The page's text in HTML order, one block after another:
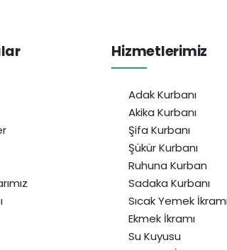
Hizmetlerimiz
Adak Kurbanı
Akika Kurbanı
Şifa Kurbanı
Şükür Kurbanı
Ruhuna Kurban
Sadaka Kurbanı
Sıcak Yemek
Ekmek İkramı
Su Kuyusu